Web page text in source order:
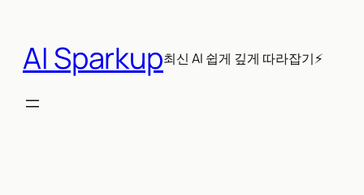
AI Sparkup최신 AI 쉽게 깊게 따라잡기⚡